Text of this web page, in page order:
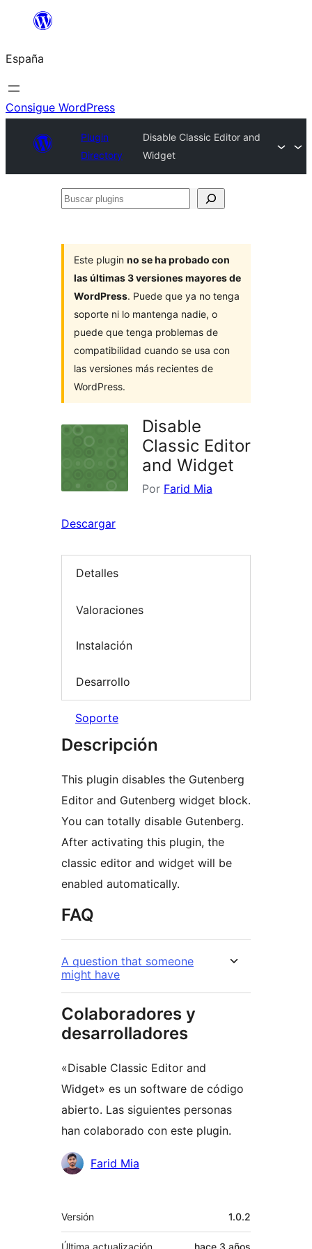
Saltar
contenido
España
Consigue WordPress
Plugin
Directory
Disable Classic Editor and
Widget
Buscar
Este plugin no se ha probado con
las últimas 3 versiones mayores de
WordPress. Puede que ya no tenga
soporte ni lo mantenga nadie, o
puede que tenga problemas de
compatibilidad cuando se usa con
las versiones más recientes de
WordPress.
Disable
Classic Editor
and Widget
Por Farid Mia
Descargar
Detalles
Valoraciones
Instalación
Desarrollo
Soporte
Descripción
This plugin disables the Gutenberg
Editor and Gutenberg widget block.
You can totally disable Gutenberg.
After activating this plugin, the
classic editor and widget will be
enabled automatically.
FAQ
A question that someone
might have
Colaboradores y
desarrolladores
«Disable Classic Editor and
Widget» es un software de código
abierto. Las siguientes personas
han colaborado con este plugin.
Colaboradores
Farid Mia
Meta
Versión 1.0.2